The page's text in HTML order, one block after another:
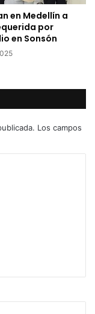
en Medellín a
por
en Sonsón
Los campos